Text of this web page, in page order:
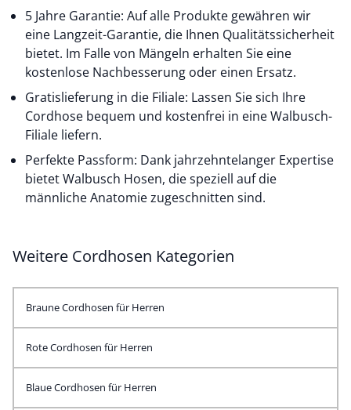
5 Jahre Garantie: Auf alle Produkte gewähren wir
eine Langzeit-Garantie, die Ihnen Qualitätssicherheit
bietet. Im Falle von Mängeln erhalten Sie eine
kostenlose Nachbesserung oder einen Ersatz.
Gratislieferung in die Filiale: Lassen Sie sich Ihre
Cordhose bequem und kostenfrei in eine Walbusch-
Filiale liefern.
Perfekte Passform: Dank jahrzehntelanger Expertise
bietet Walbusch Hosen, die speziell auf die
männliche Anatomie zugeschnitten sind.
Weitere Cordhosen Kategorien
Braune Cordhosen für Herren
Rote Cordhosen für Herren
Blaue Cordhosen für Herren